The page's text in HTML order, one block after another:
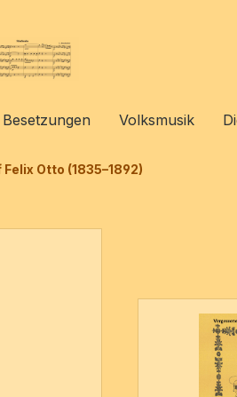
Besetzungen Volksmusik
Otto (1835–1892)